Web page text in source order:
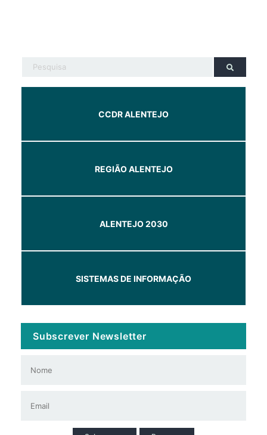
CCDR ALENTEJO
REGIÃO ALENTEJO
ALENTEJO 2030
SISTEMAS DE INFORMAÇÃO
Subscrever Newsletter